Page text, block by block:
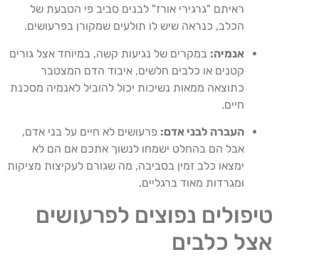
ראיתם "גרגירי אורז" לבנים סביב פי הטבעת של
הכלב, כנראה שיש לו תולעים שמקורן בפרעושים.
אנמיה: במקרים של נגיעות קשה, במיוחד אצל גורים
קטנים או כלבים חלשים, איבוד הדם המצטבר
כתוצאה ממאות נשיכות יכול להוביל לאנמיה מסכנת
חיים.
העברה לבני אדם: פרעושים לא חיים על בני אדם,
אבל הם בהחלט ישמחו לנשוך אתכם אם הם לא
ימצאו כלב זמין בסביבה, מה שגורם לעקיצות מציקות
ומגרדות מאוד ברגליים.
טיפולים נפוצים לפרעושים
אצל כלבים